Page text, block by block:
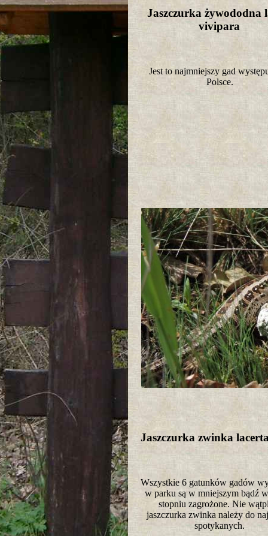
Jaszczurka żywododna
vivipara
Jest to najmniejszy gad
Polsce.
Jaszczurka zwinka
Wszystkie 6 gatunków gadów
w parku są w mniejszym bądź
stopniu zagrożone. Nie
jaszczurka zwinka należy do
spotykanych.